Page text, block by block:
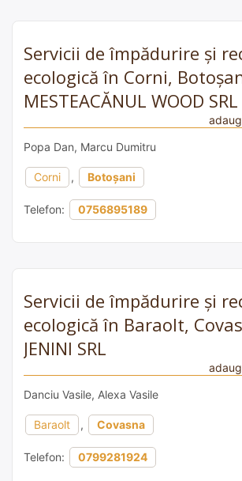
Servicii de împădurire și
ecologică în Corni,
MESTEACĂNUL WOOD SRL
Popa Dan, Marcu Dumitru
Corni , Botoșani
Telefon: 0756895189
Servicii de împădurire și
ecologică în Baraolt,
JENINI SRL
Danciu Vasile, Alexa Vasile
Baraolt , Covasna
Telefon: 0799281924